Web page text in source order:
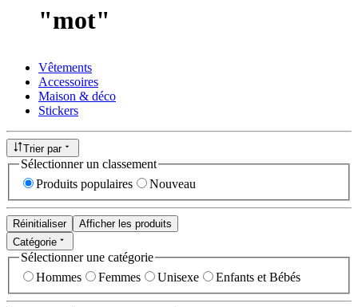
"mot"
Vêtements
Accessoires
Maison & déco
Stickers
Trier par
Sélectionner un classement
Produits populaires
Nouveau
Réinitialiser
Afficher les produits
Catégorie
Sélectionner une catégorie
Hommes
Femmes Unisexe Enfants et Bébés